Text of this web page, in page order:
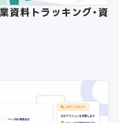
資料トラッキング・資